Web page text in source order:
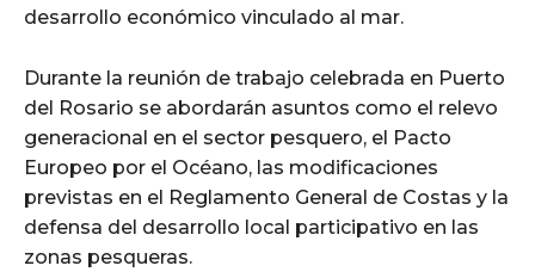
desarrollo económico vinculado al mar.
Durante la reunión de trabajo celebrada en Puerto
del Rosario se abordarán asuntos como el relevo
generacional en el sector pesquero, el Pacto
Europeo por el Océano, las modificaciones
previstas en el Reglamento General de Costas y la
defensa del desarrollo local participativo en las
zonas pesqueras.